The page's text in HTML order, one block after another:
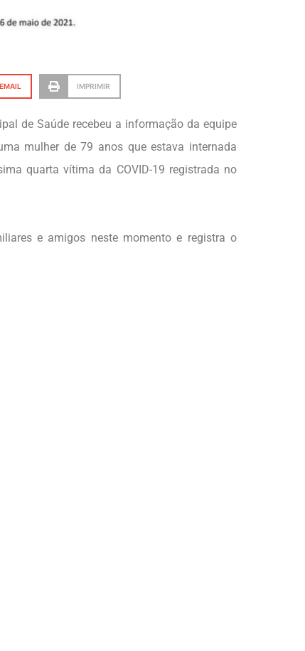
EMAIL IMPRIMIR
de Saúde recebeu a informação da equipe
mulher de 79 anos que estava internada
quarta vítima da COVID-19 registrada no
e amigos neste momento e registra o